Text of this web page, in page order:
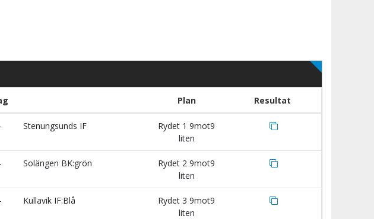
Plan Resultat
- Stenungsunds IF
Rydet 1 9mot9
liten
- Solängen BK:grön
Rydet 2 9mot9
liten
- Kullavik IF:Blå
Rydet 3 9mot9
liten